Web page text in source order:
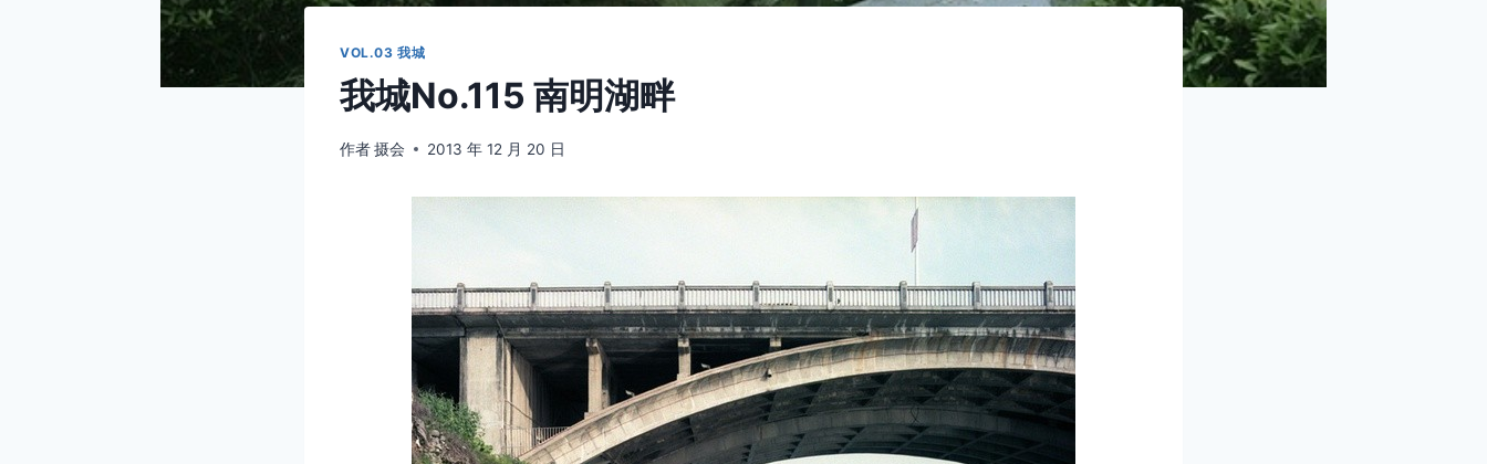
VOL.03 我城
我城No.115 南明湖畔
作者摄会 2013 年 12 月 20 日